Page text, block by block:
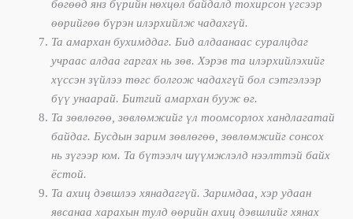
өөрийгөө бүрэн илэрхийлж чадахгүй.
Та амархан бухимддаг. Бид алдаанаас суралцдаг
учраас алдаа гаргах нь зөв. Хэрэв та илэрхийлэхийг
хүссэн зүйлээ төгс болгож чадахгүй бол сэтгэлээр
бүү унаарай. Битгий амархан бууж өг.
Та зөвлөгөө, зөвлөмжийг үл тоомсорлох хандлагатай
байдаг. Бусдын зарим зөвлөгөө, зөвлөмжийг сонсох
нь зүгээр юм. Та бүтээлч шүүмжлэлд нээлттэй байх
ёстой.
Та ахиц дэвшлээ хянадаггүй. Заримдаа, хэр удаан
явсанаа харахын тулд өөрийн ахиц дэвшлийг хянах